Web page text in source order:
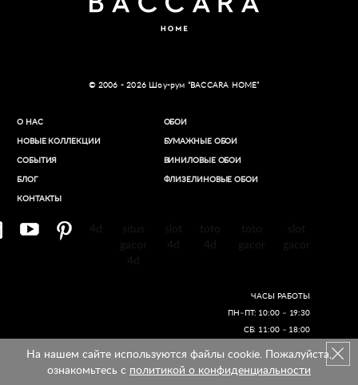
© 2006 - 2026 Шоу-рум “BACCARA HOME”
О НАС
НОВЫЕ КОЛЛЕКЦИИ
СОБЫТИЯ
БЛОГ
КОНТАКТЫ
ОБОИ
БУМАЖНЫЕ ОБОИ
ВИНИЛОВЫЕ ОБОИ​
ФЛИЗЕЛИНОВЫЕ ОБОИ
ЧАСЫ РАБОТЫ
ПН–ПТ: 10:00 – 19:30
СБ: 11:00 – 18:00
Создание сайтов
На нашем сайте используются файлы cookie. Пожалуйста,
ознакомьтесь с политикой о конфиденциальности